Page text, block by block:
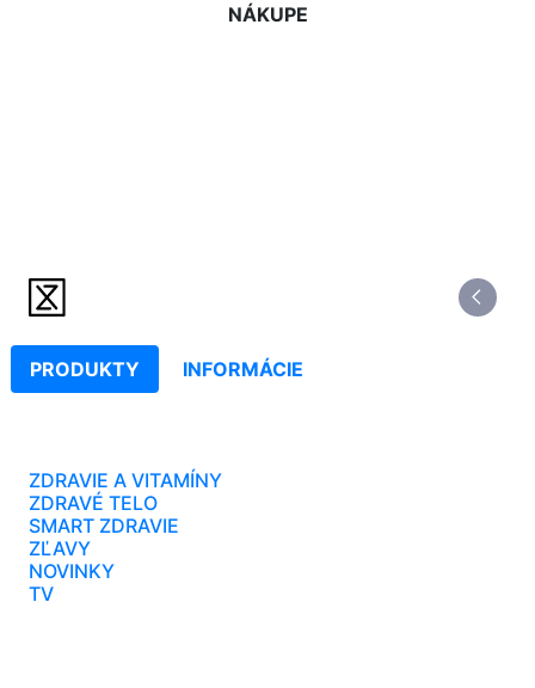
NÁKUPE
PRODUKTY INFORMÁCIE
ZDRAVIE A VITAMÍNY
ZDRAVÉ TELO
SMART ZDRAVIE
ZĽAVY
NOVINKY
TV